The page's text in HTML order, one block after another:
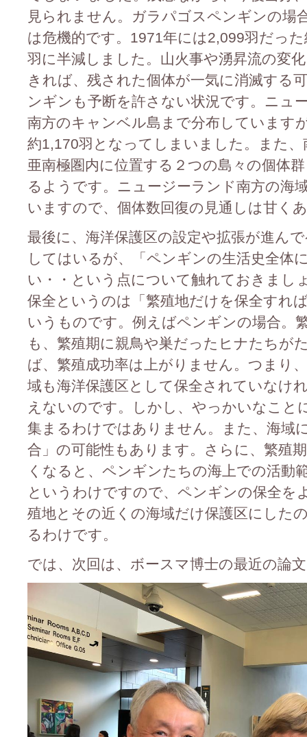
見られません。ガラパゴスペンギンの場
は危機的です。1971年には2,099羽だっ
羽に半減しました。山火事や湧昇流の変
きれば、残された個体が一気に消滅する
ンギンも予断を許さない状況です。ニュ
南方のキャンベル島まで分布しています
約1,170羽となってしまいました。また
亜南極圏内に位置する２つの島々の個体
るようです。ニュージーランド南方の海
いますので、個体数回復の見通しは甘く
最後に、海洋保護区の設定や拡張が進ん
してはいるが、「ペンギンの生活史全体
い・・という点について触れておきまし
保全というのは「繁殖地だけを保全すれ
いうものです。例えばペンギンの場合。
も、繁殖期に親鳥や巣だったヒナたちが
ば、繁殖成功率は上がりません。つまり
域も海洋保護区として保全されていなけ
えないのです。しかし、やっかいなこと
集まるわけではありません。また、海域
合」の可能性もあります。さらに、繁殖
くなると、ペンギンたちの海上での活動
というわけですので、ペンギンの保全を
殖地とその近くの海域だけ保護区にした
るわけです。
では、次回は、ボースマ博士の最近の論